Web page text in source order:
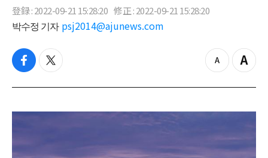
登録 : 2022-09-21 15:28:20 修正 : 2022-09-21 15:28:20
박수정 기자 psj2014@ajunews.com
f
c
b
t
i
t
z
o
o
t
Z
o
i